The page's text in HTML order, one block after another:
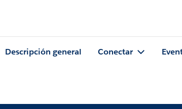
Descripción general Conectar